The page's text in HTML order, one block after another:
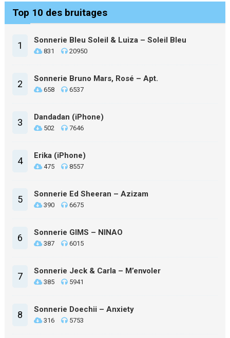
Top 10 des bruitages
1 Sonnerie Bleu Soleil & Luiza – Soleil Bleu
831 20950
2 Sonnerie Bruno Mars, Rosé – Apt.
658 6537
3 Dandadan (iPhone)
502 7646
4 Erika (iPhone)
475 8557
5 Sonnerie Ed Sheeran – Azizam
390 6675
6 Sonnerie GIMS – NINAO
387 6015
7 Sonnerie Jeck & Carla – M’envoler
385 5941
8 Sonnerie Doechii – Anxiety
316 5753